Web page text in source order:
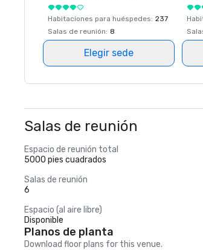
Habitaciones para huéspedes: 237
Salas de reunión: 8
Elegir sede
Salas de reunión
Espacio de reunión total
5000 pies cuadrados
Salas de reunión
6
Espacio (al aire libre)
Disponible
Planos de planta
Download floor plans for this venue.